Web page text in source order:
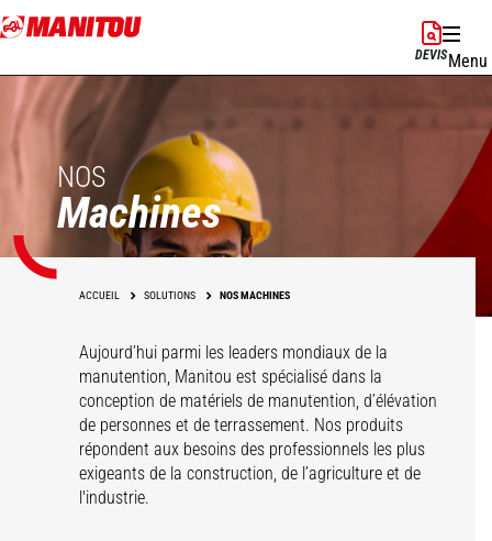
Aller
au
principal
DEVISMenu
NOS
Machines
ACCUEIL SOLUTIONS NOS MACHINES
Aujourd’hui parmi les leaders mondiaux de la
manutention, Manitou est spécialisé dans la
conception de matériels de manutention, d’élévation
de personnes et de terrassement. Nos produits
répondent aux besoins des professionnels les plus
exigeants de la construction, de l’agriculture et de
l'industrie.